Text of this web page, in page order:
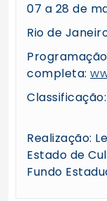
07 a 28 de
Rio de
Programação
completa:
Realização:
Estado de
Fundo